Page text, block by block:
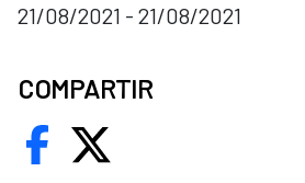
21/08/2021 - 21/08/2021
COMPARTIR